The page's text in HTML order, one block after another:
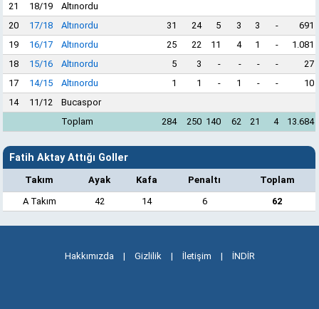
21
18/19
Altınordu
20
17/18 Altınordu 31 24 5 3 3 -
691
19
16/17 Altınordu 25 22 11 4 1 -
1.081
18
15/16 Altınordu 5 3 - - - -
27
17
14/15 Altınordu 1 1 - 1 - -
10
14
11/12
Bucaspor
Toplam
284 250 140 62 21 4 13.684
Fatih Aktay Attığı Goller
Takım Ayak Kafa Penaltı
Toplam
A Takım
42 14 6 62
Hakkımızda | Gizlilik | İletişim | İNDİR